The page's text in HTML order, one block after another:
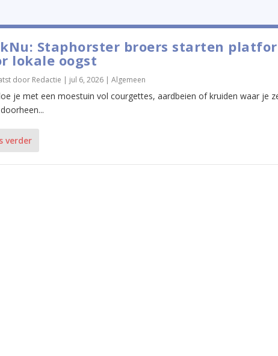
Staphorster broers starten
lokale oogst
door Redactie | jul 6, 2026| Algemeen
je met een moestuin vol courgettes, aardbeien of kruiden waar je
verder